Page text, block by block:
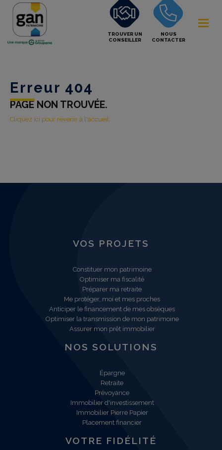
TROUVER UN
CONSEILLER
NOUS
CONTACTER
Erreur 404
PAGE NON TROUVÉE.
Cliquez ici pour revenir à l'accueil.
VOS PROJETS
Constituer mon patrimoine
Optimiser ma fiscalité
Préparer ma retraite
Me protéger, moi et mes proches
Anticiper le financement de mes obsèques
Optimiser la transmission de mon patrimoine
Assurer mon prêt immobilier
NOS SOLUTIONS
Épargne
Retraite
Prévoyance
Immobilier d'investissement
Immobilier Pierre Papier
Placement financier
VOTRE FIDÉLITÉ